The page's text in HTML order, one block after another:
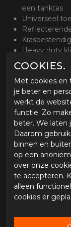
een tanktas
Universeel
Heavy duty
buddyseat
Snelsluiting
CONVERT
Merk
Leveranciercode
Categorie
Materiaal
Bestelcode
COOKIES.
Met cookies en
je beter en
werkt de
functie. Zo
beter. We laten
Daarom
binnen en
op een
over onze
te accepteren.
alleen
cookies er